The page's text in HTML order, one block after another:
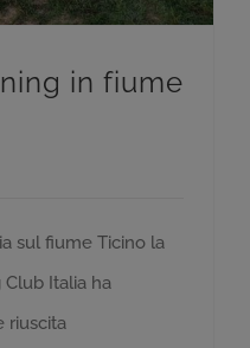
in fiume
sul fiume Ticino la
Italia ha
riuscita